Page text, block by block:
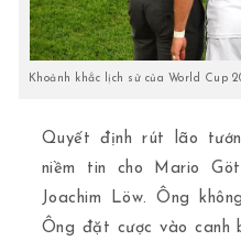
Khoảnh khắc lịch sử của World Cup
Quyết định rút lão
niềm tin cho Mario
Joachim Löw. Ông
Ông đặt cược vào canh